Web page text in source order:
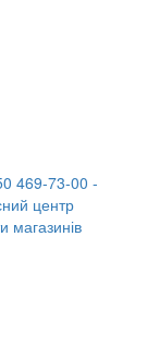
469-73-00 -
центр
магазинів